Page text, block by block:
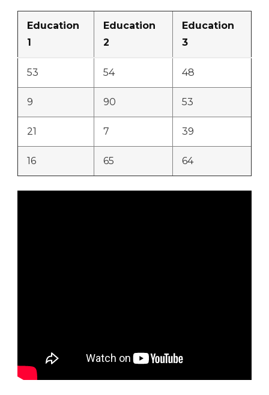
Education
1
Education
2
Education
3
53 54 48
9 90 53
21 7 39
16 65 64